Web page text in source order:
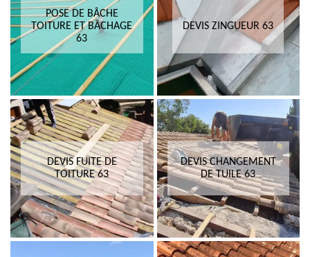
POSE DE BÂCHE
TOITURE ET BÂCHAGE
63
DEVIS ZINGUEUR 63
DEVIS FUITE DE
TOITURE 63
DEVIS CHANGEMENT
DE TUILE 63